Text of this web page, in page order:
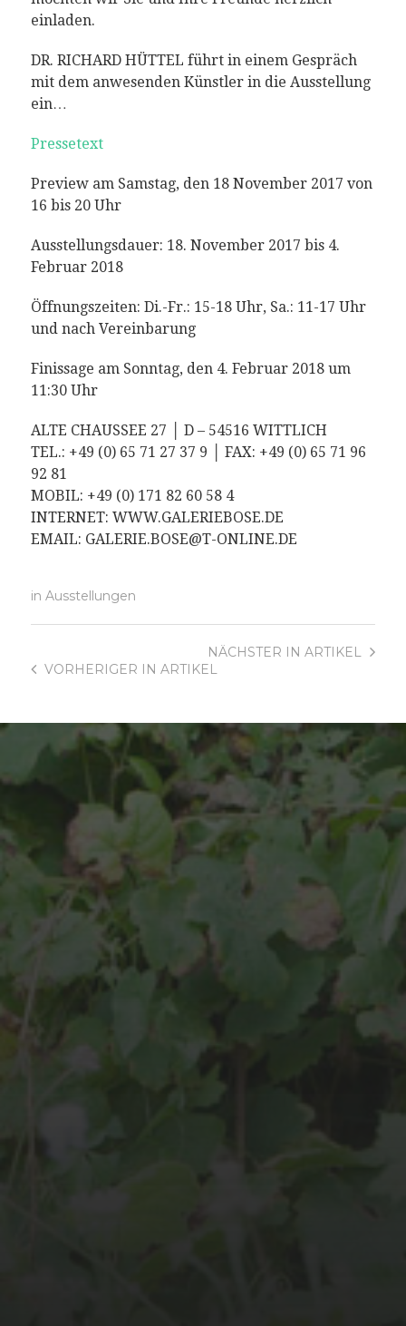
einladen.
DR. RICHARD HÜTTEL führt in einem Gespräch
mit dem anwesenden Künstler in die Ausstellung
ein…
Pressetext
Preview am Samstag, den 18 November 2017 von
16 bis 20 Uhr
Ausstellungsdauer: 18. November 2017 bis 4.
Februar 2018
Öffnungszeiten: Di.-Fr.: 15-18 Uhr, Sa.: 11-17 Uhr
und nach Vereinbarung
Finissage am Sonntag, den 4. Februar 2018 um
11:30 Uhr
ALTE CHAUSSEE 27 │ D – 54516 WITTLICH
TEL.: +49 (0) 65 71 27 37 9 │ FAX: +49 (0) 65 71 96
92 81
MOBIL: +49 (0) 171 82 60 58 4
INTERNET: WWW.GALERIEBOSE.DE
EMAIL: GALERIE.BOSE@T-ONLINE.DE
in Ausstellungen
NÄCHSTER IN ARTIKEL
VORHERIGER IN ARTIKEL